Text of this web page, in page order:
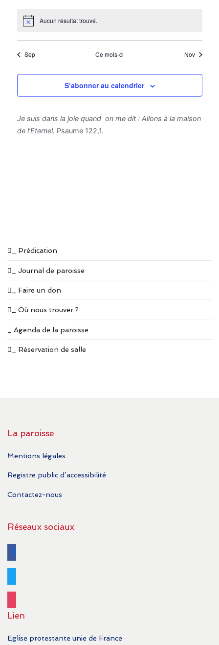
Notice Aucun résultat trouvé.
Sep Ce mois-ci Nov
S’abonner au calendrier
Je suis dans la joie quand on me dit : Allons à la maison
de l’Eternel. Psaume 122,1.
_ Prédication
_ Journal de paroisse
_ Faire un don
_ Où nous trouver ?
_ Agenda de la paroisse
_ Réservation de salle
La paroisse
Mentions légales
Registre public d’accessibilité
Contactez-nous
Réseaux sociaux
facebook
Lien
Eglise protestante unie de France